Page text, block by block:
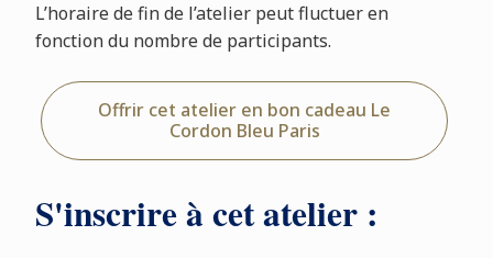
L’horaire de fin de l’atelier peut fluctuer en
fonction du nombre de participants.
Offrir cet atelier en bon cadeau Le
Cordon Bleu Paris
S'inscrire à cet atelier :